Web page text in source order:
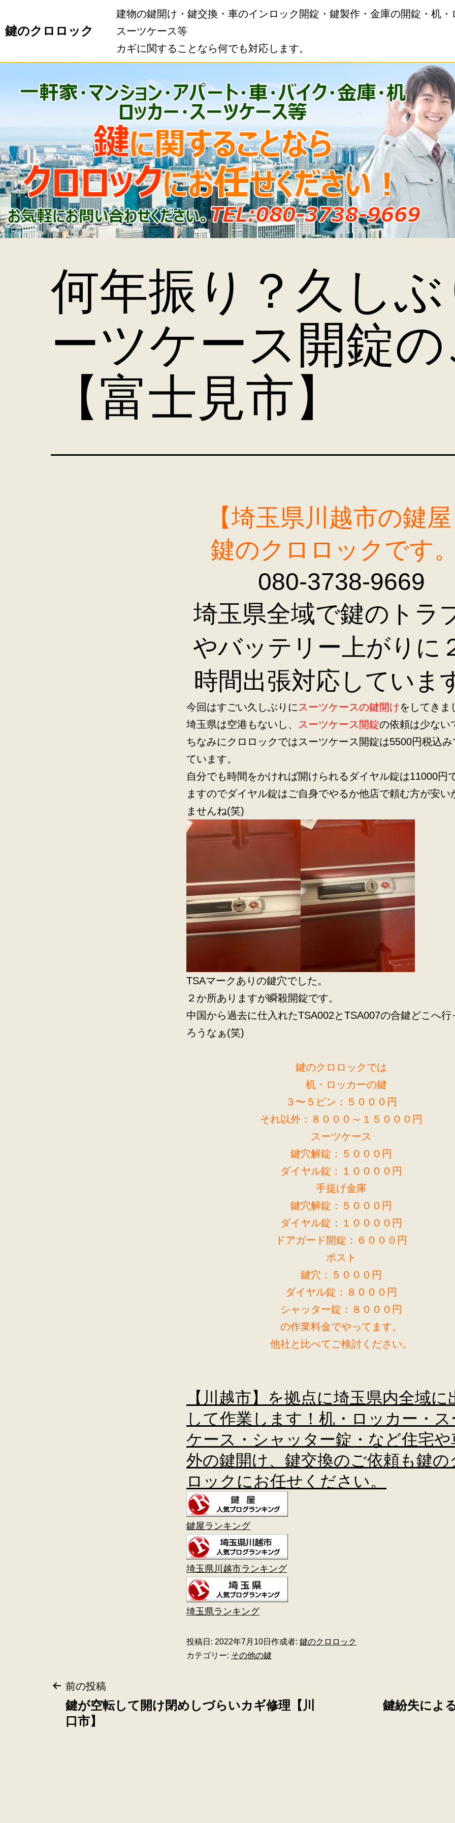
鍵のクロロック
建物の鍵開け・鍵交換・車のインロック開錠・鍵製作・金庫の開錠・机・
スーツケース等
カギに関することなら何でも対応します。
何年振り？久しぶ
ーツケース開錠
【富士見市】
【埼玉県川越市の鍵屋
鍵のクロロックです。
080-3738-9669
埼玉県全域で鍵のトラ
やバッテリー上がりに
時間出張対応していま
今回はすごい久しぶりに スーツケースの鍵開けをしてきま
埼玉県は空港もないし、
スーツケース開錠の依頼は少ない
ちなみにクロロックではスーツケース開錠は5500円税込み
ています。
自分でも時間をかければ開けられるダイヤル錠は11000円
ますのでダイヤル錠はご自身でやるか他店で頼む方が安い
ませんね(笑)
TSAマークありの鍵穴でした。
２か所ありますが瞬殺開錠です。
中国から過去に仕入れたTSA002とTSA007の合鍵どこへ行
ろうなぁ(笑)
鍵のクロロックでは
机・ロッカーの鍵
３〜５ピン：５０００円
それ以外：８０００～１５０００円
スーツケース
鍵穴解錠：５０００円
ダイヤル錠：１００００円
手提げ金庫
鍵穴解錠：５０００円
ダイヤル錠：１００００円
ドアガード開錠：６０００円
ポスト
鍵穴：５０００円
ダイヤル錠：８０００円
シャッター錠：８０００円
の作業料金でやってます。
他社と比べてご検討ください。
【川越市】を拠点に埼玉県内全域に
して作業します！机・ロッカー・ス
ケース・シャッター錠・など住宅や
外の鍵開け、鍵交換のご依頼も鍵の
ロックにお任せください。
鍵屋ランキング
埼玉県川越市ランキング
埼玉県ランキング
投稿日: 2022年7月10日 作成者: 鍵のクロロック
カテゴリー: その他の鍵
前の投稿
鍵が空転して開け閉めしづらいカギ修理【川
口市】
鍵紛失によ